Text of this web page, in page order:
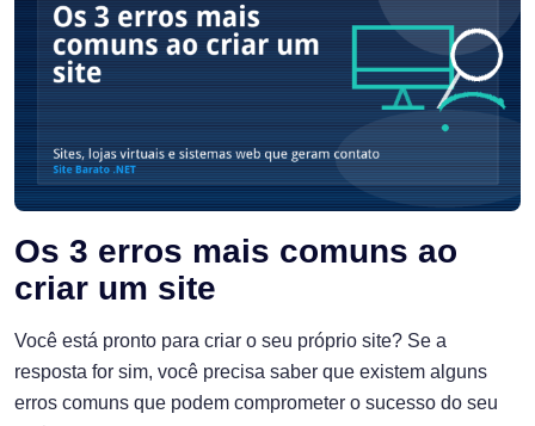
Os 3 erros mais comuns ao
criar um site
Você está pronto para criar o seu próprio site? Se a
resposta for sim, você precisa saber que existem alguns
erros comuns que podem comprometer o sucesso do seu